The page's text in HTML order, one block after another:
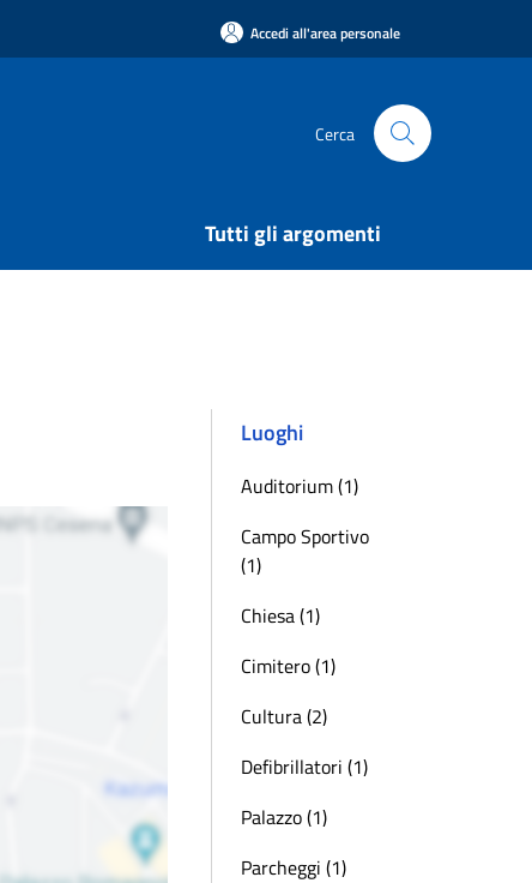
Accedi all'area personale
Cerca
Tutti gli argomenti
Luoghi
Auditorium (1)
Campo Sportivo
(1)
Chiesa (1)
Cimitero (1)
Cultura (2)
Defibrillatori (1)
Palazzo (1)
Parcheggi (1)